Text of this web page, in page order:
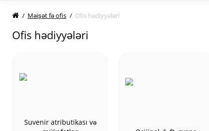
Məişət fə ofis Ofis hədiyyələri
Ofis hədiyyələri
Suvenir atributikası və